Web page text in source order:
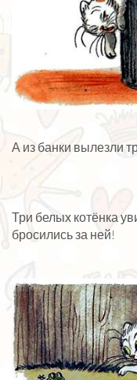
А из банки вылезли
Три белых котёнка
бросились за ней!